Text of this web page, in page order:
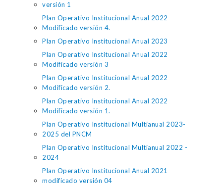
versión 1
Plan Operativo Institucional Anual 2022
Modificado versión 4.
Plan Operativo Institucional Anual 2023
Plan Operativo Institucional Anual 2022
Modificado versión 3
Plan Operativo Institucional Anual 2022
Modificado versión 2.
Plan Operativo Institucional Anual 2022
Modificado versión 1.
Plan Operativo Institucional Multianual 2023-
2025 del PNCM
Plan Operativo Institucional Multianual 2022 -
2024
Plan Operativo Institucional Anual 2021
modificado versión 04